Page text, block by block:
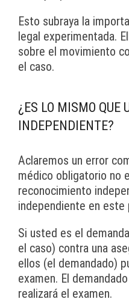
Esto subraya la
legal experimentada.
sobre el movimiento
el caso.
¿ES LO MISMO QUE
INDEPENDIENTE?
Aclaremos un error
médico obligatorio no
reconocimiento
independiente en este
Si usted es el
el caso) contra una
ellos (el demandado)
examen. El
realizará el examen.